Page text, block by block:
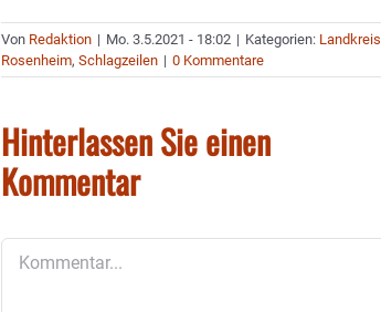
Von Redaktion | Mo. 3.5.2021 - 18:02 | Kategorien: Landkreis
Rosenheim,Schlagzeilen | 0 Kommentare
Hinterlassen Sie einen
Kommentar